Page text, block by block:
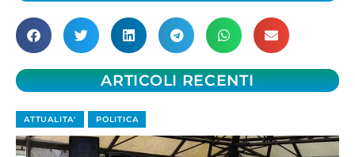
ARTICOLI RECENTI
ATTUALITA' POLITICA